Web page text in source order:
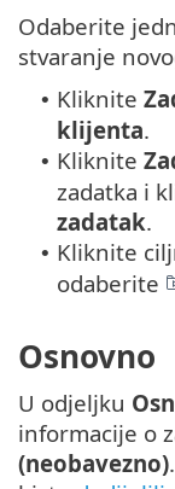
Odaberite
stvaranje
• Kliknite
klijenta.
• Kliknite
zadatka i
zadatak.
• Kliknite
odaberite
Osnovno
U odjeljku
informacije o
(neobavezno)